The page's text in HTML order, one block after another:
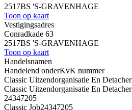
2517BS 'S-GRAVENHAGE
Toon op kaart
Vestigingsadres
Conradkade 63
2517BS 'S-GRAVENHAGE
Toon op kaart
Handelsnamen
Handelend onderKvK nummer
Classic Uitzendorganisatie En
Classic Uitzendorganisatie En
24347205
Classic Job24347205